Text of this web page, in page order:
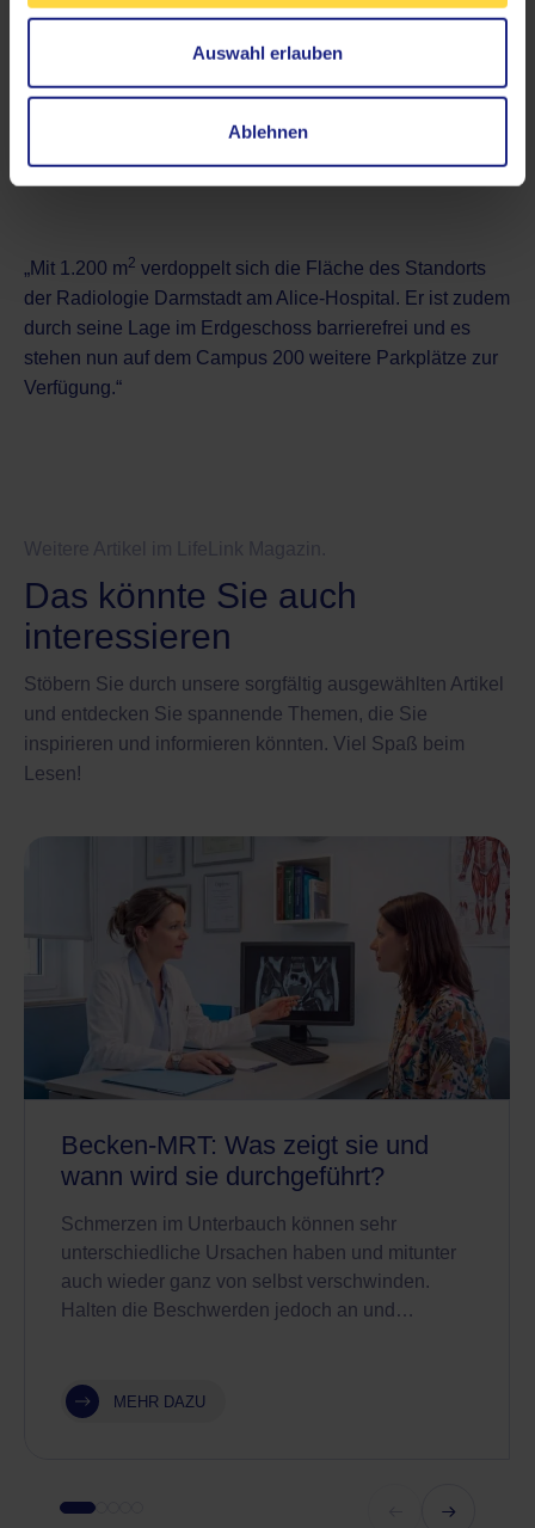
Auswahl erlauben
Ablehnen
zwischen 9 und 15 Uhr ohne Termin an.“
Viel (Park-) Platz
„Mit 1.200 m2 verdoppelt sich die Fläche des Standorts
der Radiologie Darmstadt am Alice-Hospital. Er ist zudem
durch seine Lage im Erdgeschoss barrierefrei und es
stehen nun auf dem Campus 200 weitere Parkplätze zur
Verfügung.“
Das könnte Sie auch
interessieren
Stöbern Sie durch unsere sorgfältig ausgewählten Artikel
und entdecken Sie spannende Themen, die Sie
inspirieren und informieren könnten. Viel Spaß beim
Lesen!
Becken-MRT: Was zeigt sie und
wann wird sie durchgeführt?
Schmerzen im Unterbauch können sehr
unterschiedliche Ursachen haben und mitunter
auch wieder ganz von selbst verschwinden.
Halten die Beschwerden jedoch an und…
MEHR DAZU